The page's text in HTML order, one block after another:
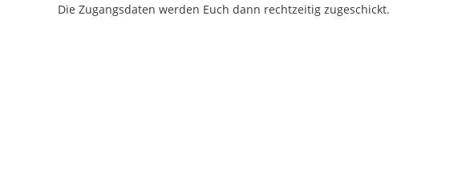
Die Zugangsdaten werden Euch dann rechtzeitig zugeschickt.